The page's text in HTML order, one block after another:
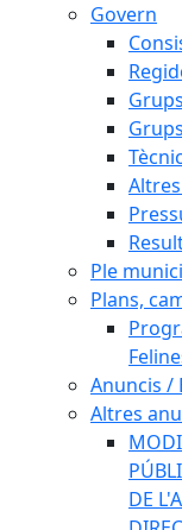
Govern
Ple
Plans,
Anuncis /
Altres
DE